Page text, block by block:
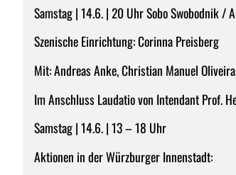
Samstag | 14.6. | 20 Uhr Sobo Swobodnik /
Szenische Einrichtung: Corinna Preisberg
Mit: Andreas Anke, Christian Manuel
Im Anschluss Laudatio von Intendant Prof.
Samstag | 14.6. | 13 – 18 Uhr
Aktionen in der Würzburger Innenstadt: